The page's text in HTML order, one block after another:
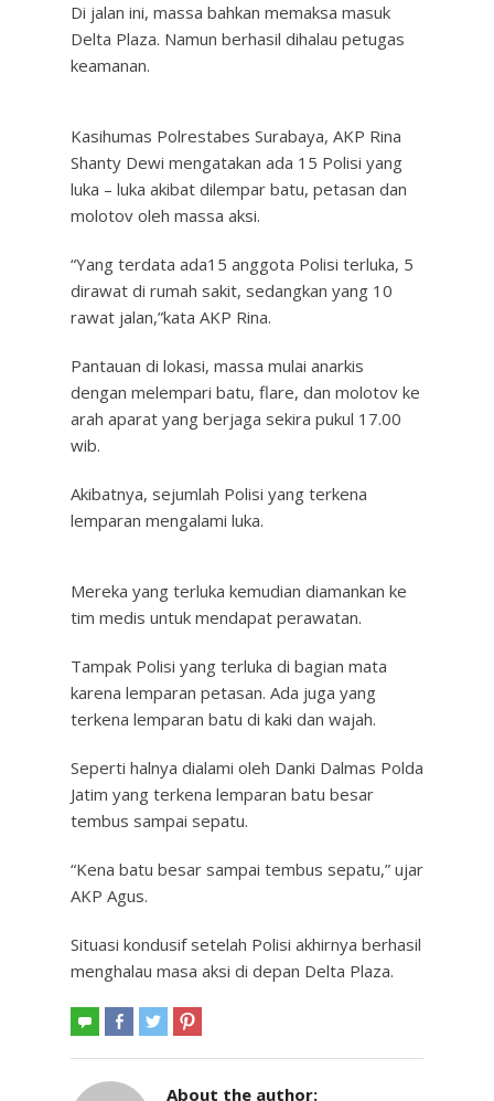
Di jalan ini, massa bahkan memaksa masuk
Delta Plaza. Namun berhasil dihalau petugas
keamanan.
Kasihumas Polrestabes Surabaya, AKP Rina
Shanty Dewi mengatakan ada 15 Polisi yang
luka – luka akibat dilempar batu, petasan dan
molotov oleh massa aksi.
“Yang terdata ada15 anggota Polisi terluka, 5
dirawat di rumah sakit, sedangkan yang 10
rawat jalan,”kata AKP Rina.
Pantauan di lokasi, massa mulai anarkis
dengan melempari batu, flare, dan molotov ke
arah aparat yang berjaga sekira pukul 17.00
wib.
Akibatnya, sejumlah Polisi yang terkena
lemparan mengalami luka.
Mereka yang terluka kemudian diamankan ke
tim medis untuk mendapat perawatan.
Tampak Polisi yang terluka di bagian mata
karena lemparan petasan. Ada juga yang
terkena lemparan batu di kaki dan wajah.
Seperti halnya dialami oleh Danki Dalmas Polda
Jatim yang terkena lemparan batu besar
tembus sampai sepatu.
“Kena batu besar sampai tembus sepatu,” ujar
AKP Agus.
Situasi kondusif setelah Polisi akhirnya berhasil
menghalau masa aksi di depan Delta Plaza.
About the author: